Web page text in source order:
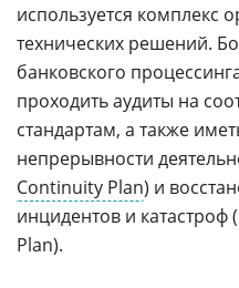
используется комплекс
технических решений.
банковского
проходить аудиты на
стандартам, а также
непрерывности
Continuity Plan) и
инцидентов и катастроф (
Plan).